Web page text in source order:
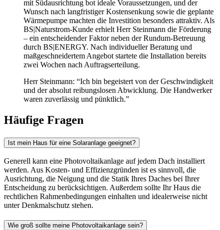
mit Südausrichtung bot ideale Voraussetzungen, und der
Wunsch nach langfristiger Kostensenkung sowie die geplante
Wärmepumpe machten die Investition besonders attraktiv. Als
BS|Naturstrom-Kunde erhielt Herr Steinmann die Förderung
– ein entscheidender Faktor neben der Rundum-Betreuung
durch BS|ENERGY. Nach individueller Beratung und
maßgeschneidertem Angebot startete die Installation bereits
zwei Wochen nach Auftragserteilung.
Herr Steinmann: “Ich bin begeistert von der Geschwindigkeit
und der absolut reibungslosen Abwicklung. Die Handwerker
waren zuverlässig und pünktlich.”
Häufige Fragen
Ist mein Haus für eine Solaranlage geeignet?
Generell kann eine Photovoltaikanlage auf jedem Dach installiert
werden. Aus Kosten- und Effizienzgründen ist es sinnvoll, die
Ausrichtung, die Neigung und die Statik Ihres Daches bei Ihrer
Entscheidung zu berücksichtigen. Außerdem sollte Ihr Haus die
rechtlichen Rahmenbedingungen einhalten und idealerweise nicht
unter Denkmalschutz stehen.
Wie groß sollte meine Photovoltaikanlage sein?